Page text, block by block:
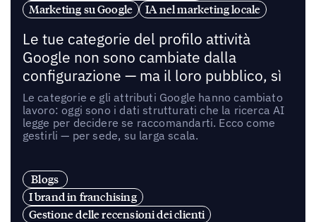
Marketing su Google
IA nel marketing locale
Le tue categorie del profilo attività
Google non sono cambiate dalla
configurazione — ma il loro pubblico, sì
Le categorie e gli attributi Google hanno cambiato
lavoro: oggi sono i dati strutturati che la ricerca AI
legge per decidere se raccomandarti. Ecco come
gestirli — per sede, su larga scala.
Blogs
I brand in franchising
Gestione delle recensioni dei clienti